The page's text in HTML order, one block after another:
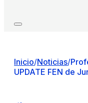
Inicio/Noticias/
UPDATE FEN de